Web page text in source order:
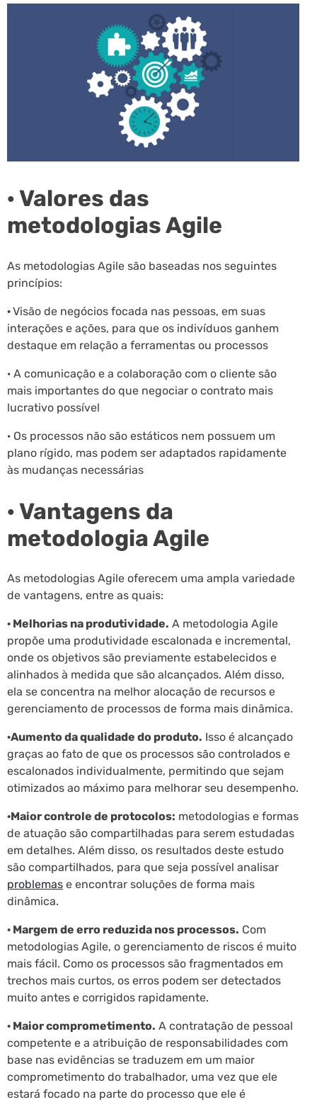
· Valores das
metodologias Agile
As metodologias Agile são baseadas nos seguintes
princípios:
·Visão de negócios focada nas pessoas, em suas
interações e ações, para que os indivíduos ganhem
destaque em relação a ferramentas ou processos
· A comunicação e a colaboração com o cliente são
mais importantes do que negociar o contrato mais
lucrativo possível
· Os processos não são estáticos nem possuem um
plano rígido, mas podem ser adaptados rapidamente
às mudanças necessárias
· Vantagens da
metodologia Agile
As metodologias Agile oferecem uma ampla variedade
de vantagens, entre as quais:
· Melhorias na produtividade. A metodologia Agile
propõe uma produtividade escalonada e incremental,
onde os objetivos são previamente estabelecidos e
alinhados à medida que são alcançados. Além disso,
ela se concentra na melhor alocação de recursos e
gerenciamento de processos de forma mais dinâmica.
·Aumento da qualidade do produto. Isso é alcançado
graças ao fato de que os processos são controlados e
escalonados individualmente, permitindo que sejam
otimizados ao máximo para melhorar seu desempenho.
·Maior controle de protocolos: metodologias e formas
de atuação são compartilhadas para serem estudadas
em detalhes. Além disso, os resultados deste estudo
são compartilhados, para que seja possível analisar
problemas e encontrar soluções de forma mais
dinâmica.
· Margem de erro reduzida nos processos. Com
metodologias Agile, o gerenciamento de riscos é muito
mais fácil. Como os processos são fragmentados em
trechos mais curtos, os erros podem ser detectados
muito antes e corrigidos rapidamente.
· Maior comprometimento. A contratação de pessoal
competente e a atribuição de responsabilidades com
base nas evidências se traduzem em um maior
comprometimento do trabalhador, uma vez que ele
estará focado na parte do processo que ele é